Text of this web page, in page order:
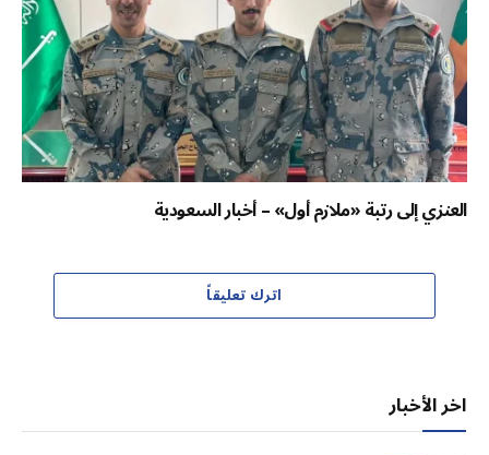
العنزي إلى رتبة «ملازم أول» – أخبار السعودية
اترك تعليقاً
اخر الأخبار